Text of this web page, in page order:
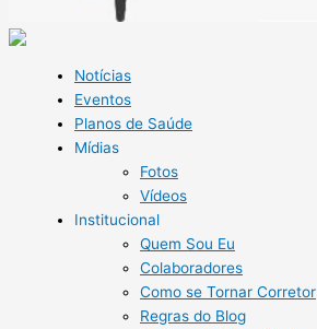
Notícias
Eventos
Planos de Saúde
Mídias
Fotos
Vídeos
Institucional
Quem Sou Eu
Colaboradores
Como se Tornar Corretor
Regras do Blog